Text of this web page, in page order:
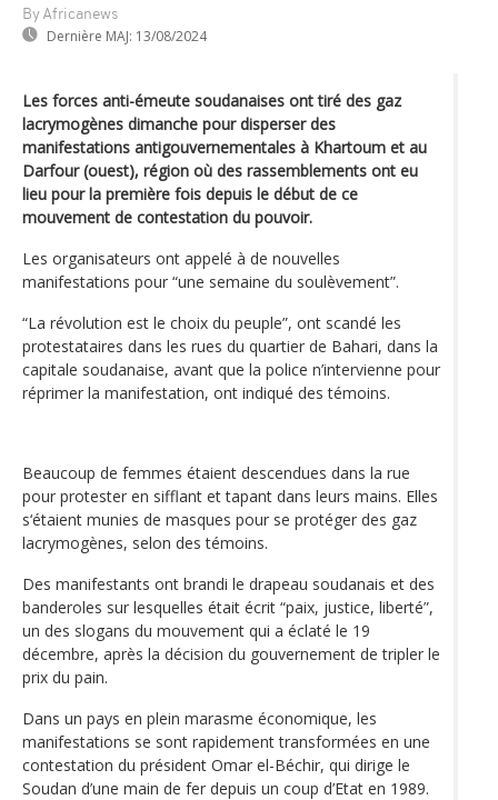
By Africanews
Dernière MAJ: 13/08/2024
Les forces anti-émeute soudanaises ont tiré des gaz
lacrymogènes dimanche pour disperser des
manifestations antigouvernementales à Khartoum et au
Darfour (ouest), région où des rassemblements ont eu
lieu pour la première fois depuis le début de ce
mouvement de contestation du pouvoir.
Les organisateurs ont appelé à de nouvelles
manifestations pour “une semaine du soulèvement”.
“La révolution est le choix du peuple”, ont scandé les
protestataires dans les rues du quartier de Bahari, dans la
capitale soudanaise, avant que la police n’intervienne pour
réprimer la manifestation, ont indiqué des témoins.
Beaucoup de femmes étaient descendues dans la rue
pour protester en sifflant et tapant dans leurs mains. Elles
s‘étaient munies de masques pour se protéger des gaz
lacrymogènes, selon des témoins.
Des manifestants ont brandi le drapeau soudanais et des
banderoles sur lesquelles était écrit “paix, justice, liberté”,
un des slogans du mouvement qui a éclaté le 19
décembre, après la décision du gouvernement de tripler le
prix du pain.
Dans un pays en plein marasme économique, les
manifestations se sont rapidement transformées en une
contestation du président Omar el-Béchir, qui dirige le
Soudan d’une main de fer depuis un coup d’Etat en 1989.